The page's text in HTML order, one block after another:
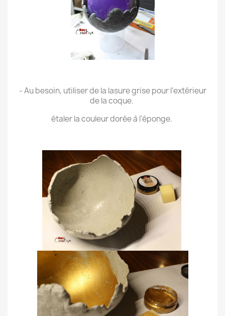
- Au besoin, utiliser de la lasure grise pour l’extérieur
de la coque.
étaler la couleur dorée à l'éponge.